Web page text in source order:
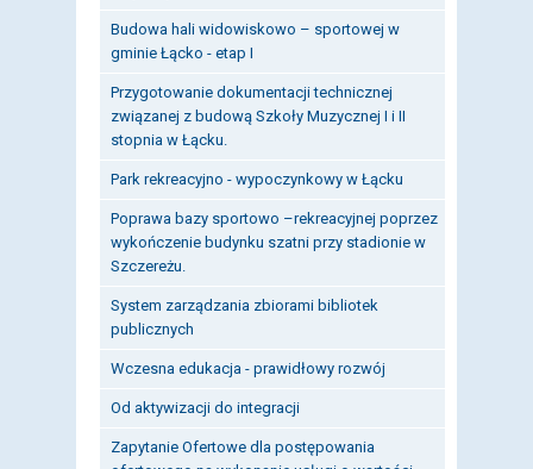
Budowa hali widowiskowo – sportowej w
gminie Łącko - etap I
Przygotowanie dokumentacji technicznej
związanej z budową Szkoły Muzycznej I i II
stopnia w Łącku.
Park rekreacyjno - wypoczynkowy w Łącku
Poprawa bazy sportowo –rekreacyjnej poprzez
wykończenie budynku szatni przy stadionie w
Szczereżu.
System zarządzania zbiorami bibliotek
publicznych
Wczesna edukacja - prawidłowy rozwój
Od aktywizacji do integracji
Zapytanie Ofertowe dla postępowania